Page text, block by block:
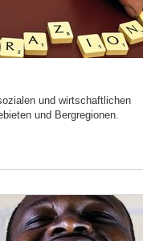
und wirtschaftlichen
und Bergregionen.